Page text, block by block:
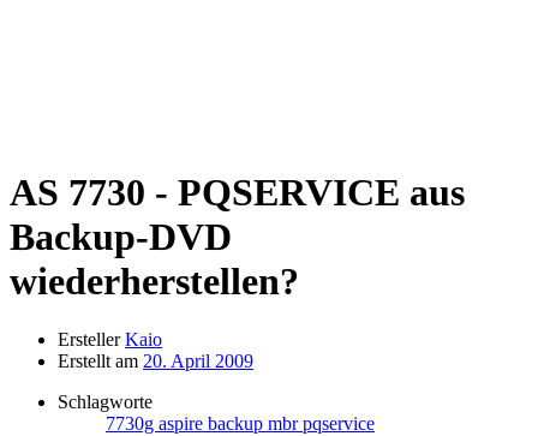
AS 7730 - PQSERVICE aus
Backup-DVD
wiederherstellen?
Ersteller Kaio
Erstellt am 20. April 2009
Schlagworte
7730g aspire backup mbrpqservice